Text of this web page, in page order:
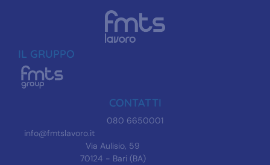
IL GRUPPO
CONTATTI
080 6650001
info@fmtslavoro.it
Via Aulisio, 59
70124 - Bari (BA)